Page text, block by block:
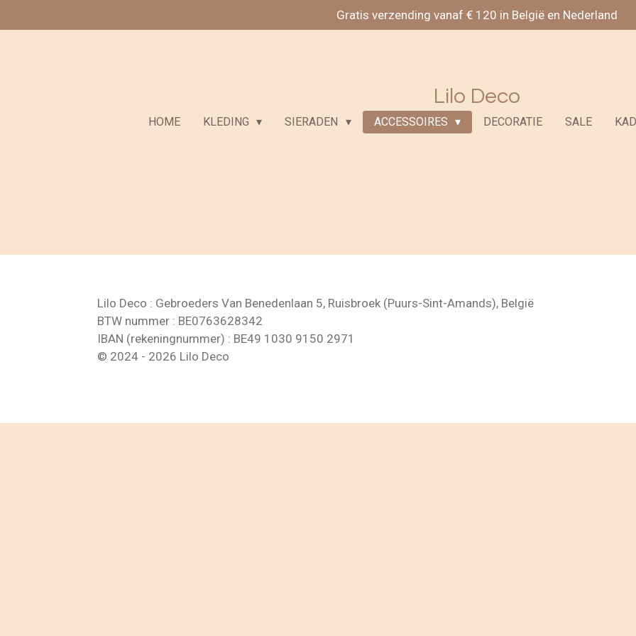
direct
Gratis verzending vanaf € 120 in België en Nederland
Lilo Deco
HOME KLEDING SIERADEN ACCESSOIRES DECORATIE SALE
Lilo Deco : Gebroeders Van Benedenlaan 5, Ruisbroek (Puurs-Sint-Amands), België
BTW nummer : BE0763628342
IBAN (rekeningnummer) : BE49 1030 9150 2971
© 2024 - 2026 Lilo Deco